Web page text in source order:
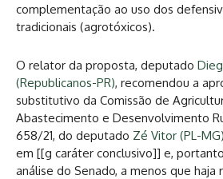
complementação ao uso dos
tradicionais (agrotóxicos).
O relator da proposta, deputado
(Republicanos-PR), recomendou a
substitutivo da Comissão de
Abastecimento e Desenvolvimento
658/21, do deputado Zé Vitor (PL-MG)
em [[g caráter conclusivo]] e,
análise do Senado, a menos que haja